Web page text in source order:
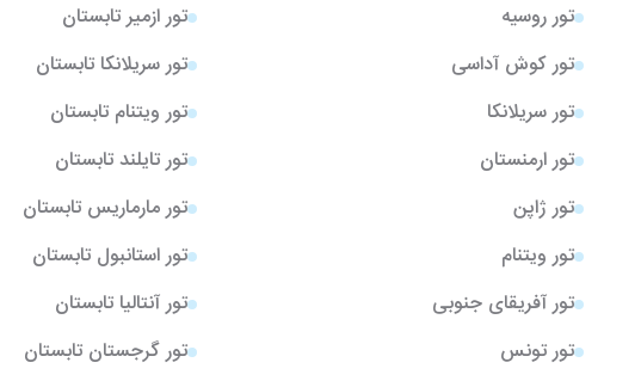
تور روسیه
تور کوش آداسی
تور سریلانکا
تور ارمنستان
تور ژاپن
تور ویتنام
تور آفریقای جنوبی
تور تونس
تور ازمیر تابستان
تور سریلانکا تابستان
تور ویتنام تابستان
تور تایلند تابستان
تور مارماریس تابستان
تور استانبول تابستان
تور آنتالیا تابستان
تور گرجستان تابستان